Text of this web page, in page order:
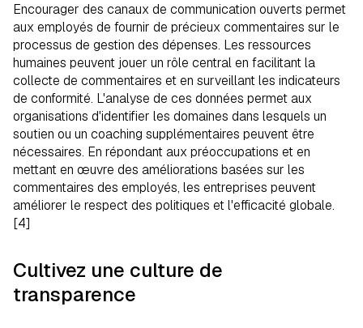
Encourager des canaux de communication ouverts permet
aux employés de fournir de précieux commentaires sur le
processus de gestion des dépenses. Les ressources
humaines peuvent jouer un rôle central en facilitant la
collecte de commentaires et en surveillant les indicateurs
de conformité. L'analyse de ces données permet aux
organisations d'identifier les domaines dans lesquels un
soutien ou un coaching supplémentaires peuvent être
nécessaires. En répondant aux préoccupations et en
mettant en œuvre des améliorations basées sur les
commentaires des employés, les entreprises peuvent
améliorer le respect des politiques et l'efficacité globale.
[4]
Cultivez une culture de
transparence